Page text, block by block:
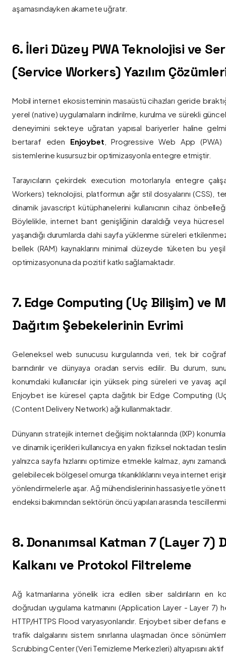
aşamasındayken akamete uğratır.
6. İleri Düzey PWA Teknolojisi ve
(Service Workers) Yazılım
Mobil internet ekosisteminin masaüstü cihazları geride
yerel (native) uygulamaların indirilme, kurulma ve sürekli
deneyimini sekteye uğratan yapısal bariyerler haline
bertaraf eden Enjoybet , Progressive Web App (PWA)
sistemlerine kusursuz bir optimizasyonla entegre etmiştir.
Tarayıcıların çekirdek execution motorlarıyla entegre
Workers) teknolojisi, platformun ağır stil dosyalarını (CSS),
dinamik javascript kütüphanelerini kullanıcının cihaz
Böylelikle, internet bant genişliğinin daraldığı veya
yaşandığı durumlarda dahi sayfa yüklenme süreleri
bellek (RAM) kaynaklarını minimal düzeyde tüketen bu yeşil
optimizasyonuna da pozitif katkı sağlamaktadır.
7. Edge Computing (Uç Bilişim) ve
Dağıtım Şebekelerinin Evrimi
Geleneksel web sunucusu kurgularında veri, tek bir
barındırılır ve dünyaya oradan servis edilir. Bu durum,
konumdaki kullanıcılar için yüksek ping süreleri ve yavaş
Enjoybet ise küresel çapta dağıtık bir Edge Computing
(Content Delivery Network) ağı kullanmaktadır.
Dünyanın stratejik internet değişim noktalarında (IXP)
ve dinamik içerikleri kullanıcıya en yakın fiziksel noktadan
yalnızca sayfa hızlarını optimize etmekle kalmaz, aynı
gelebilecek bölgesel omurga tıkanıklıklarını veya internet
yönlendirmelerle aşar. Ağ mühendislerinin hassasiyetle
endeksi bakımından sektörün öncü yapıları arasında
8. Donanımsal Katman 7 (Layer 7)
Kalkanı ve Protokol Filtreleme
Ağ katmanlarına yönelik icra edilen siber saldırıların en
doğrudan uygulama katmanını (Application Layer - Layer 7)
HTTP/HTTPS Flood varyasyonlarıdır. Enjoybet siber
trafik dalgalarını sistem sınırlarına ulaşmadan önce
Scrubbing Center (Veri Temizleme Merkezleri) altyapısını